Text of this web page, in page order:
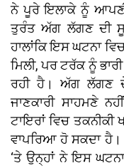
ਨੇ ਪੂਰੇ ਇਲਾਕੇ ਨੂੰ
ਤੁਰੰਤ ਅੱਗ ਲੱਗਣ ਦੀ
ਹਾਲਾਂਕਿ ਇਸ ਘਟਨਾ
ਮਿਲੀ, ਪਰ ਟਰੱਕ ਨੂੰ
ਰਹੀ ਹੈ। ਅੱਗ ਲੱਗਣ
ਜਾਣਕਾਰੀ ਸਾਹਮਣੇ
ਟਾਇਰਾਂ ਵਿਚ ਤਕਨੀਕੀ
ਵਾਪਰਿਆ ਹੋ ਸਕਦਾ
‘ਤੇ ਉਨ੍ਹਾਂ ਨੇ ਇਸ